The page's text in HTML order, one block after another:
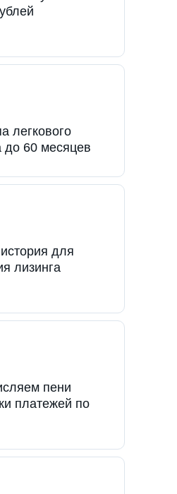
легкового
до 60 месяцев
для
лизинга
пени
платежей по